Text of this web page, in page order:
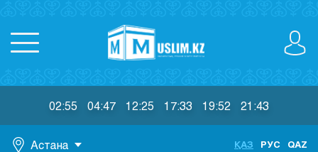
02:55 04:47 12:25 17:33 19:52 21:43
Астана ҚАЗ РУС QAZ